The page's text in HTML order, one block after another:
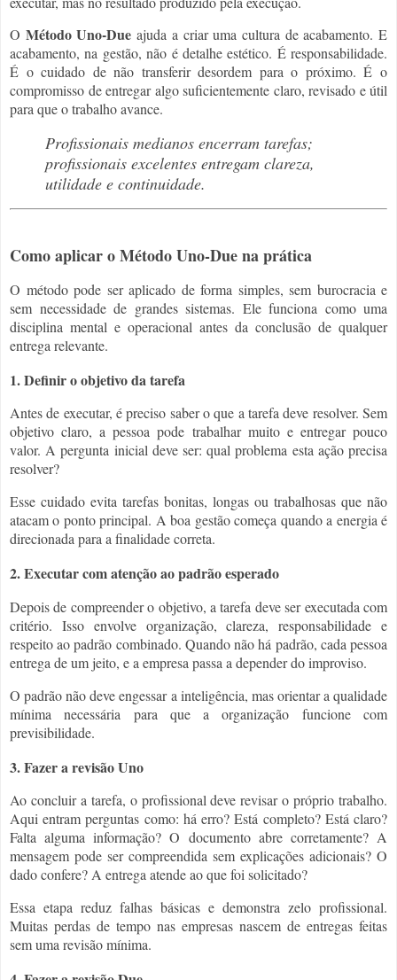
O Método Uno-Due ajuda a criar uma cultura de acabamento. E
acabamento, na gestão, não é detalhe estético. É responsabilidade.
É o cuidado de não transferir desordem para o próximo. É o
compromisso de entregar algo suficientemente claro, revisado e útil
para que o trabalho avance.
Profissionais medianos encerram tarefas;
profissionais excelentes entregam clareza,
utilidade e continuidade.
Como aplicar o Método Uno-Due na prática
O método pode ser aplicado de forma simples, sem burocracia e
sem necessidade de grandes sistemas. Ele funciona como uma
disciplina mental e operacional antes da conclusão de qualquer
entrega relevante.
1. Definir o objetivo da tarefa
Antes de executar, é preciso saber o que a tarefa deve resolver. Sem
objetivo claro, a pessoa pode trabalhar muito e entregar pouco
valor. A pergunta inicial deve ser: qual problema esta ação precisa
resolver?
Esse cuidado evita tarefas bonitas, longas ou trabalhosas que não
atacam o ponto principal. A boa gestão começa quando a energia é
direcionada para a finalidade correta.
2. Executar com atenção ao padrão esperado
Depois de compreender o objetivo, a tarefa deve ser executada com
critério. Isso envolve organização, clareza, responsabilidade e
respeito ao padrão combinado. Quando não há padrão, cada pessoa
entrega de um jeito, e a empresa passa a depender do improviso.
O padrão não deve engessar a inteligência, mas orientar a qualidade
mínima necessária para que a organização funcione com
previsibilidade.
3. Fazer a revisão Uno
Ao concluir a tarefa, o profissional deve revisar o próprio trabalho.
Aqui entram perguntas como: há erro? Está completo? Está claro?
Falta alguma informação? O documento abre corretamente? A
mensagem pode ser compreendida sem explicações adicionais? O
dado confere? A entrega atende ao que foi solicitado?
Essa etapa reduz falhas básicas e demonstra zelo profissional.
Muitas perdas de tempo nas empresas nascem de entregas feitas
sem uma revisão mínima.